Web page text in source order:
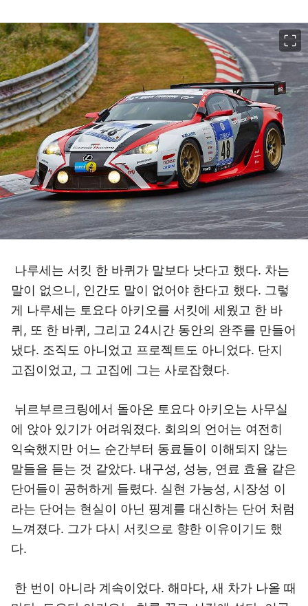
나루세는 서킷 한 바퀴가 말보다 낫다고 했다. 차는
말이 없으니, 인간도 말이 없어야 한다고 했다. 그렇
게 나루세는 토요다 아키오를 서킷에 세웠고 한 바
퀴, 또 한 바퀴, 그리고 24시간 동안의 완주를 만들어
냈다. 조직도 아니었고 프로젝트도 아니었다. 단지
고집이었고, 그 고집에 그는 사로잡혔다.
뉘르부르크링에서 돌아온 토요다 아키오는 사무실
에 앉아 있기가 어려워졌다. 회의의 언어는 여전히
익숙했지만 어느 순간부터 동료들이 이해되지 않는
말들을 듣는 것 같았다. 내구성, 성능, 연료 효율 같은
단어들이 공허하게 들렸다. 실현 가능성, 시장성 이
라는 단어는 현실이 아닌 핑계를 대신하는 단어 처럼
느껴졌다. 그가 다시 서킷으로 향한 이유이기도 했
다.
한 번이 아니라 계속이었다. 해마다, 새 차가 나올 때